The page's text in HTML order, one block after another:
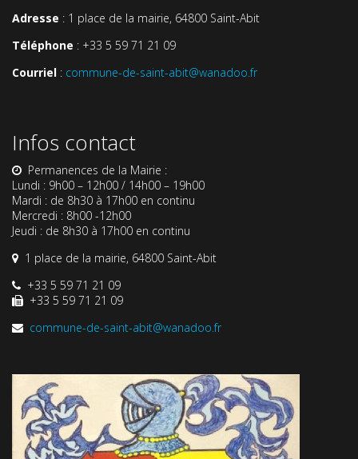
Adresse : 1 place de la mairie, 64800 Saint-Abit
Téléphone : +33 5 59 71 21 09
Courriel : commune-de-saint-abit@wanadoo.fr
Infos contact
Permanences de la Mairie :
Lundi : 9h00 – 12h00 / 14h00 – 19h00
Mardi : de 8h30 à 17h00 en continu
Mercredi : 8h00 -12h00
Jeudi : de 8h30 à 17h00 en continu
1 place de la mairie, 64800 Saint-Abit
+33 5 59 71 21 09
+33 5 59 71 21 09
commune-de-saint-abit@wanadoo.fr